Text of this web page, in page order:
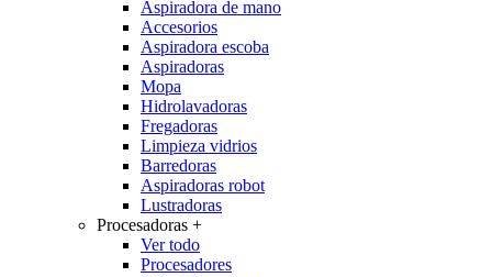
Aspiradora de mano
Accesorios
Aspiradora escoba
Aspiradoras
Mopa
Hidrolavadoras
Fregadoras
Limpieza vidrios
Barredoras
Aspiradoras robot
Lustradoras
Procesadoras +
Ver todo
Procesadores